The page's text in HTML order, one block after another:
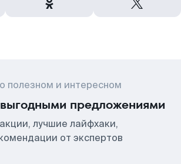
полезном и интересном
предложениями
лучшие лайфхаки,
от экспертов